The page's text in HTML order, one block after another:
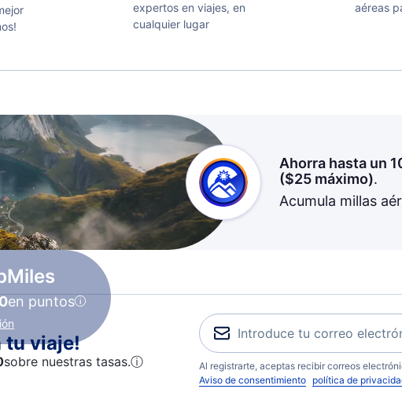
expertos en viajes, en
cualquier lugar
aéreas
en puntos
Ahorra hasta un
($25máximo).
Acumula millas
tu viaje!
sobre nuestras tasas.ⓘ
Al registrarte, aceptas recibir correos
Aviso de consentimiento política de